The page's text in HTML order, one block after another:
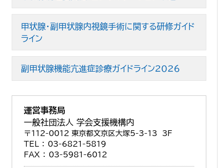
甲状腺・副甲状腺内視鏡手術に関する研修ガイド
ライン
副甲状腺機能亢進症診療ガイドライン2026
運営事務局
一般社団法人 学会支援機構内
〒112-0012 東京都文京区大塚5-3-13 3F
TEL ： 03-6821-5819
FAX ： 03-5981-6012